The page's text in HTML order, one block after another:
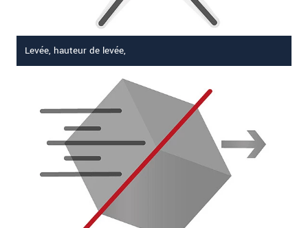
Levée, hauteur de levée,